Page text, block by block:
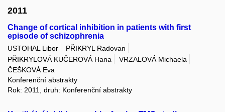
2011
Change of cortical inhibition in patients with first
episode of schizophrenia
USTOHAL Libor
PŘIKRYL Radovan
PŘIKRYLOVÁ KUČEROVÁ Hana
VRZALOVÁ Michaela
ČEŠKOVÁ Eva
Konferenční abstrakty
Rok: 2011, druh: Konferenční abstrakty